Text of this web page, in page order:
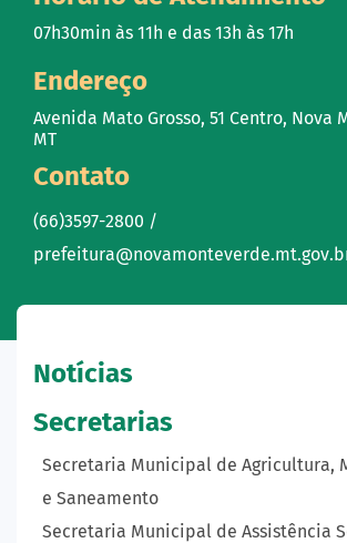
07h30min às 11h e das 13h às 17h
Endereço
Avenida Mato Grosso, 51 Centro, Nova
MT
Contato
(66)3597-2800 /
Notícias
Secretarias
Secretaria Municipal de Agricultura,
e Saneamento
Secretaria Municipal de Assistência